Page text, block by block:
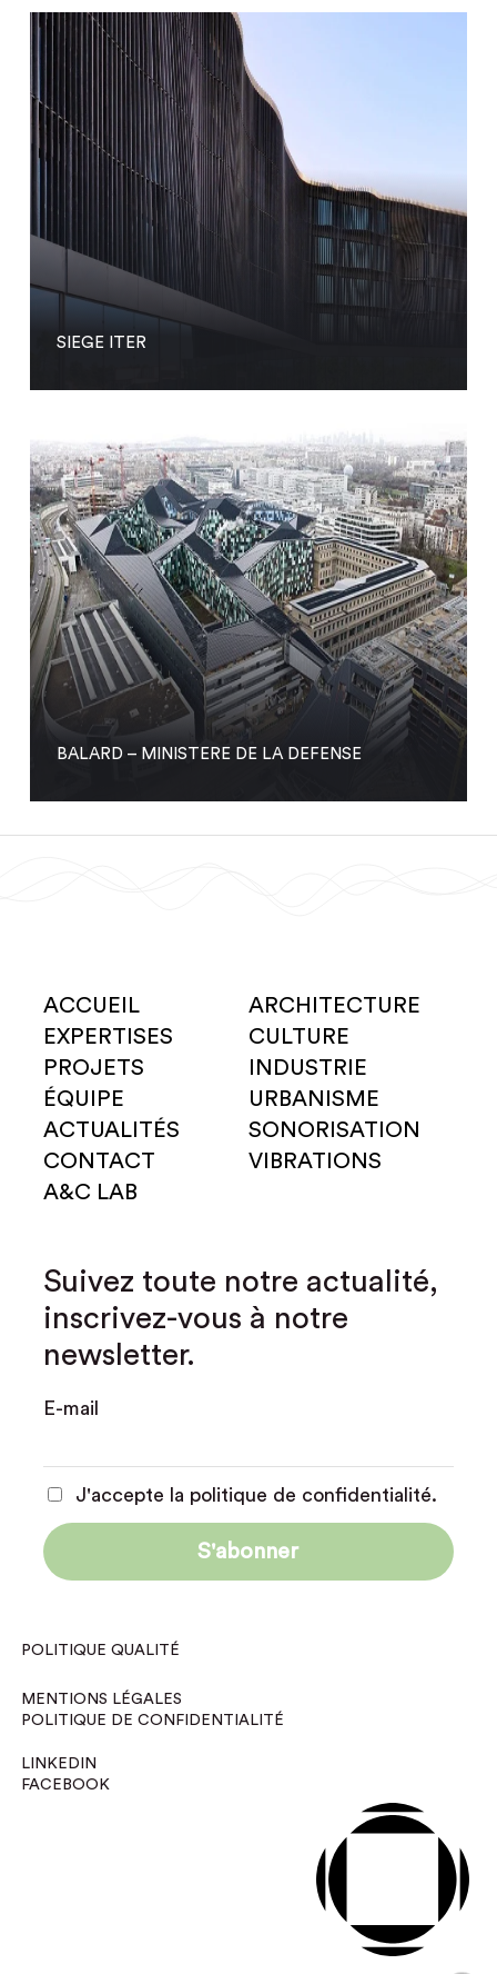
SIEGE ITER
BALARD – MINISTERE DE LA DEFENSE
ACCUEIL
EXPERTISES
PROJETS
ÉQUIPE
ACTUALITÉS
CONTACT
A&C LAB
ARCHITECTURE
CULTURE
INDUSTRIE
URBANISME
SONORISATION
VIBRATIONS
Suivez toute notre actualité,
inscrivez-vous à notre
newsletter.
E-mail
J'accepte la politique de confidentialité.
POLITIQUE QUALITÉ
MENTIONS LÉGALES
POLITIQUE DE CONFIDENTIALITÉ
LINKEDIN
FACEBOOK